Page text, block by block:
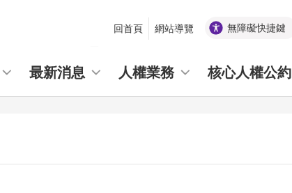
回首頁 網站導覽 無障礙快捷鍵
最新消息 人權業務 核心人權公約